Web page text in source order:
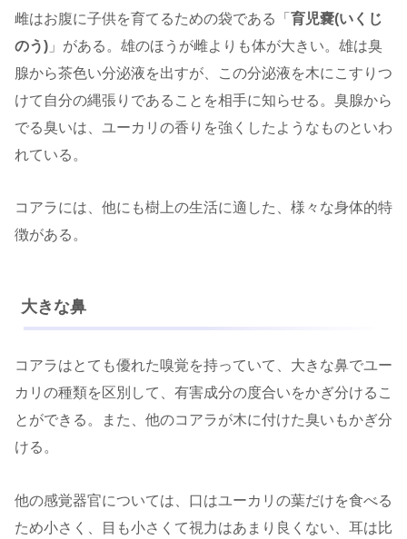
雌はお腹に子供を育てるための袋である「 育児嚢(いくじ
のう) 」がある。雄のほうが雌よりも体が大きい。雄は臭
腺から茶色い分泌液を出すが、この分泌液を木にこすりつ
けて自分の縄張りであることを相手に知らせる。臭腺から
でる臭いは、ユーカリの香りを強くしたようなものといわ
れている。
コアラには、他にも樹上の生活に適した、様々な身体的特
徴がある。
大きな鼻
コアラはとても優れた嗅覚を持っていて、大きな鼻でユー
カリの種類を区別して、有害成分の度合いをかぎ分けるこ
とができる。また、他のコアラが木に付けた臭いもかぎ分
ける。
他の感覚器官については、口はユーカリの葉だけを食べる
ため小さく、目も小さくて視力はあまり良くない、耳は比